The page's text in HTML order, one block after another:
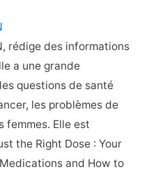
rédige des informations
a une grande
questions de santé
les problèmes de
femmes. Elle est
the Right Dose : Your
and How to